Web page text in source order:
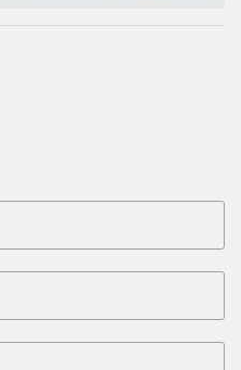
為醫師：術